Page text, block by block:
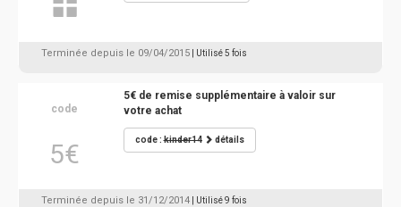
Terminée depuis le 09/04/2015 | Utilisé 5 fois
code
5€
5€ de remise supplémentaire à valoir sur
votre achat
code :kinder14 détails
Terminée depuis le 31/12/2014 | Utilisé 9 fois